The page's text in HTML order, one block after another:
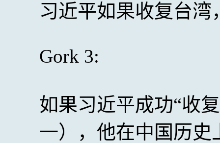
习近平如果收复台湾
Gork 3:
如果习近平成功“收
一），他在中国历